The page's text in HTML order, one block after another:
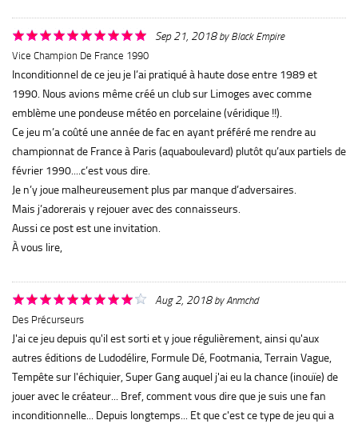
Sep 21, 2018by Black Empire
Vice Champion De France 1990
Inconditionnel de ce jeu je l’ai pratiqué à haute dose entre 1989 et
1990. Nous avions même créé un club sur Limoges avec comme
emblème une pondeuse météo en porcelaine (véridique !!).
Ce jeu m’a coûté une année de fac en ayant préféré me rendre au
championnat de France à Paris (aquaboulevard) plutôt qu’aux partiels de
février 1990....c’est vous dire.
Je n’y joue malheureusement plus par manque d’adversaires.
Mais j’adorerais y rejouer avec des connaisseurs.
Aussi ce post est une invitation.
À vous lire,
Aug 2, 2018by Anmchd
Des Précurseurs
J'ai ce jeu depuis qu'il est sorti et y joue régulièrement, ainsi qu'aux
autres éditions de Ludodélire, Formule Dé, Footmania, Terrain Vague,
Tempête sur l'échiquier, Super Gang auquel j'ai eu la chance (inouïe) de
jouer avec le créateur... Bref, comment vous dire que je suis une fan
inconditionnelle... Depuis longtemps... Et que c'est ce type de jeu qui a